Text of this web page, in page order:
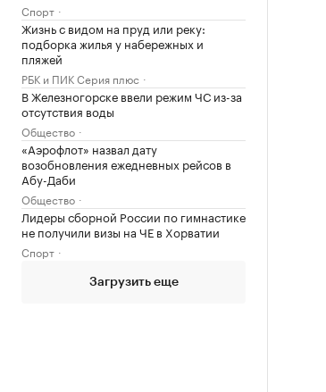
Спорт
Жизнь с видом на пруд или реку:
подборка жилья у набережных и
пляжей
РБК и ПИК Серия плюс
В Железногорске ввели режим ЧС из-за
отсутствия воды
Общество
«Аэрофлот» назвал дату
возобновления ежедневных рейсов в
Абу-Даби
Общество
Лидеры сборной России по гимнастике
не получили визы на ЧЕ в Хорватии
Спорт
Загрузить еще